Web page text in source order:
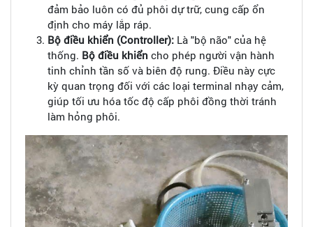
đảm bảo luôn có đủ phôi dự trữ, cung cấp ổn
định cho máy lắp ráp.
Bộ điều khiển (Controller): Là "bộ não" của hệ
thống. Bộ điều khiển cho phép người vận hành
tinh chỉnh tần số và biên độ rung. Điều này cực
kỳ quan trọng đối với các loại terminal nhạy cảm,
giúp tối ưu hóa tốc độ cấp phôi đồng thời tránh
làm hỏng phôi.